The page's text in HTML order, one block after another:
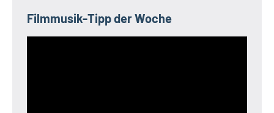
Filmmusik-Tipp der Woche